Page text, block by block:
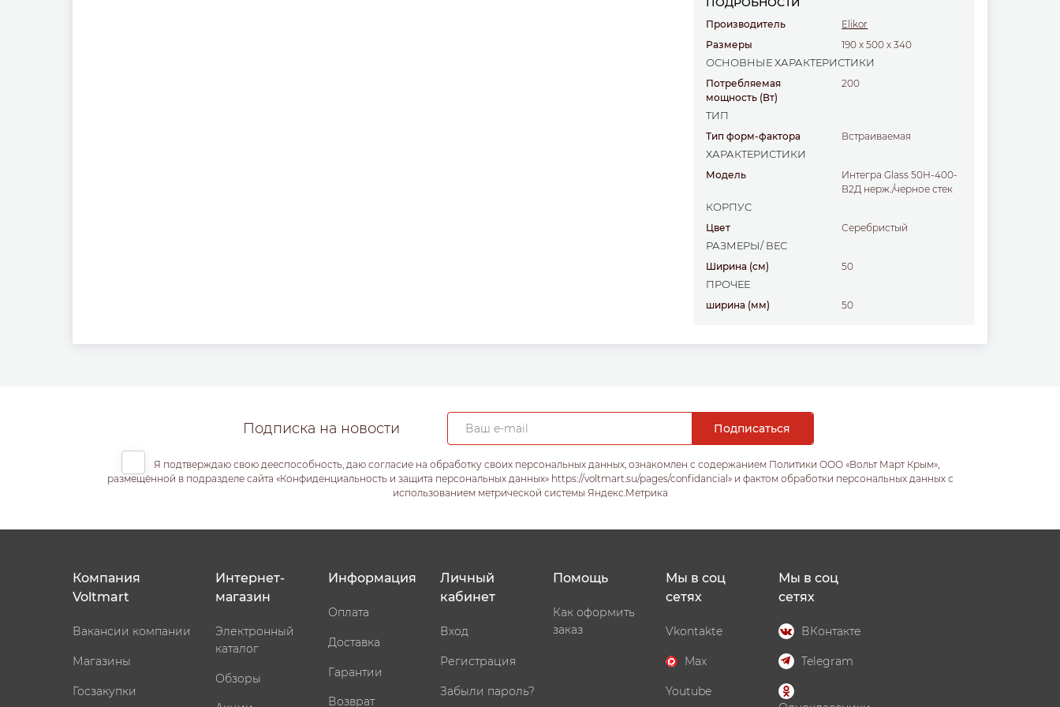
Производитель
Elikor
Размеры
190 x500 x340
ОСНОВНЫЕ ХАРАКТЕРИСТИКИ
Потребляемая
мощность (Вт)
200
ТИП
Тип форм-фактора встраиваемая
ХАРАКТЕРИСТИКИ
Модель
Интегра Glass 50Н-400-
В2Д нерж./черное стек
КОРПУС
Цвет серебристый
РАЗМЕРЫ/ ВЕС
Ширина (см) 50
ПРОЧЕЕ
ширина (мм) 50
Подписка на новости
Я подтверждаю свою дееспособность, даю согласие на обработку своих персональных данных, ознакомлен с содержанием Политики ООО «Вольт Март Крым»,
размещённой в подразделе сайта «Конфиденциальность и защита персональных данных» https://voltmart.su/pages/confidancial» и фактом обработки персональных данных с
использованием метрической системы Яндекс.Метрика
Компания
Voltmart
Вакансии компании
Магазины
Госзакупки
Интернет-
магазин
Электронный
каталог
Обзоры
Информация
Оплата
Доставка
Гарантии
Возврат
Личный
кабинет
Вход
Регистрация
Забыли пароль?
Помощь
Как оформить
заказ
Мы в соц
сетях
Vkontakte
Max
Youtube
Мы в соц
сетях
ВКонтакте
Telegram